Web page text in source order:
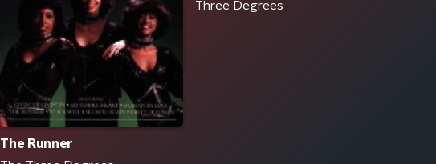
The Runner
Three Degrees